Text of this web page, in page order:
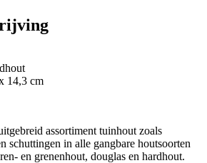
14,3 cm
assortiment tuinhout zoals
schuttingen in alle gangbare houtsoorten
en grenenhout, douglas en hardhout.